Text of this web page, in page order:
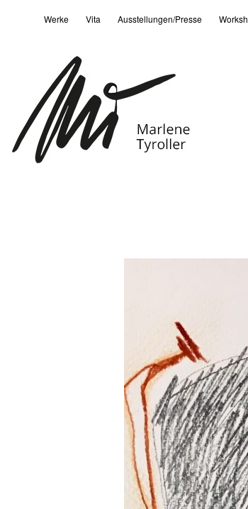
Werke Vita Ausstellungen/Presse